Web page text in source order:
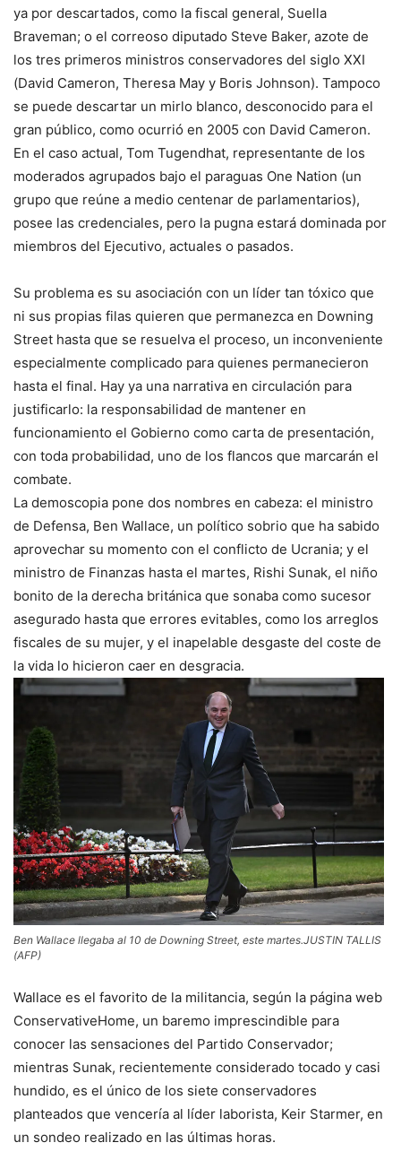
ya por descartados, como la fiscal general, Suella
Braveman; o el correoso diputado Steve Baker, azote de
los tres primeros ministros conservadores del siglo XXI
(David Cameron, Theresa May y Boris Johnson). Tampoco
se puede descartar un mirlo blanco, desconocido para el
gran público, como ocurrió en 2005 con David Cameron.
En el caso actual, Tom Tugendhat, representante de los
moderados agrupados bajo el paraguas One Nation (un
grupo que reúne a medio centenar de parlamentarios),
posee las credenciales, pero la pugna estará dominada por
miembros del Ejecutivo, actuales o pasados.
Su problema es su asociación con un líder tan tóxico que
ni sus propias filas quieren que permanezca en Downing
Street hasta que se resuelva el proceso, un inconveniente
especialmente complicado para quienes permanecieron
hasta el final. Hay ya una narrativa en circulación para
justificarlo: la responsabilidad de mantener en
funcionamiento el Gobierno como carta de presentación,
con toda probabilidad, uno de los flancos que marcarán el
combate.
La demoscopia pone dos nombres en cabeza: el ministro
de Defensa, Ben Wallace, un político sobrio que ha sabido
aprovechar su momento con el conflicto de Ucrania; y el
ministro de Finanzas hasta el martes, Rishi Sunak, el niño
bonito de la derecha británica que sonaba como sucesor
asegurado hasta que errores evitables, como los arreglos
fiscales de su mujer, y el inapelable desgaste del coste de
la vida lo hicieron caer en desgracia.
Ben Wallace llegaba al 10 de Downing Street, este martes.JUSTIN TALLIS
(AFP)
Wallace es el favorito de la militancia, según la página web
ConservativeHome, un baremo imprescindible para
conocer las sensaciones del Partido Conservador;
mientras Sunak, recientemente considerado tocado y casi
hundido, es el único de los siete conservadores
planteados que vencería al líder laborista, Keir Starmer, en
un sondeo realizado en las últimas horas.